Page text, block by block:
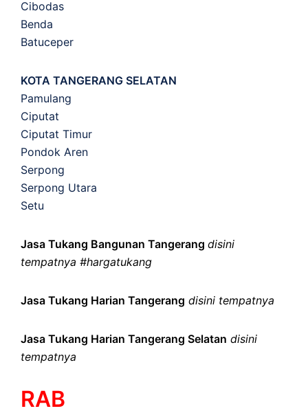
Cibodas
Benda
Batuceper
KOTA TANGERANG SELATAN
Pamulang
Ciputat
Ciputat Timur
Pondok Aren
Serpong
Serpong Utara
Setu
Jasa Tukang Bangunan Tangerang disini
tempatnya #hargatukang
Jasa Tukang Harian Tangerang disini tempatnya
Jasa Tukang Harian Tangerang Selatan disini
tempatnya
RAB